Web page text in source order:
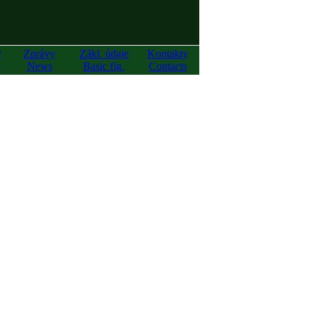
Zprávy
News
Zákl. údaje
Basic fig.
Kontakty
Contacts